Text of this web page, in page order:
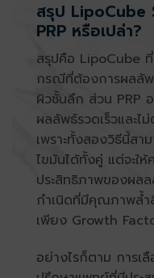
สรุป LipoCube
PRP หรือเปล่า?
สรุปคือ LipoCube
กรณีที่ต้องการผลลัพ
ผิวชั้นลึก ส่วน PRP
ผลลัพธ์รวดเร็วและไ
เพราะทั้งสองวิธีนี้สา
ไขมันได้ทั้งคู่ แต่จะใ
ประสิทธิภาพของผล
กำเนิดที่มีคุณภาพล้ำ
เพียง Growth
อย่างไรก็ตาม การเ